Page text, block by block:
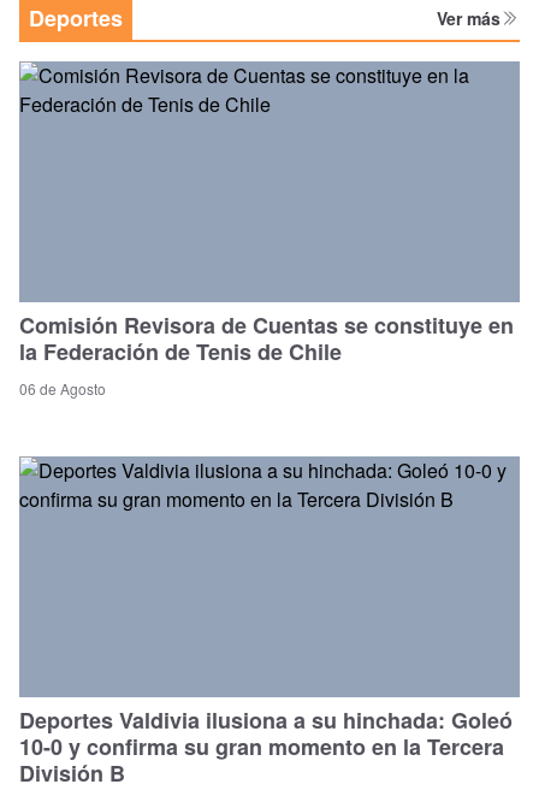
Deportes Ver más
Comisión Revisora de Cuentas se constituye en
la Federación de Tenis de Chile
06 de Agosto
Deportes Valdivia ilusiona a su hinchada: Goleó
10-0 y confirma su gran momento en la Tercera
División B